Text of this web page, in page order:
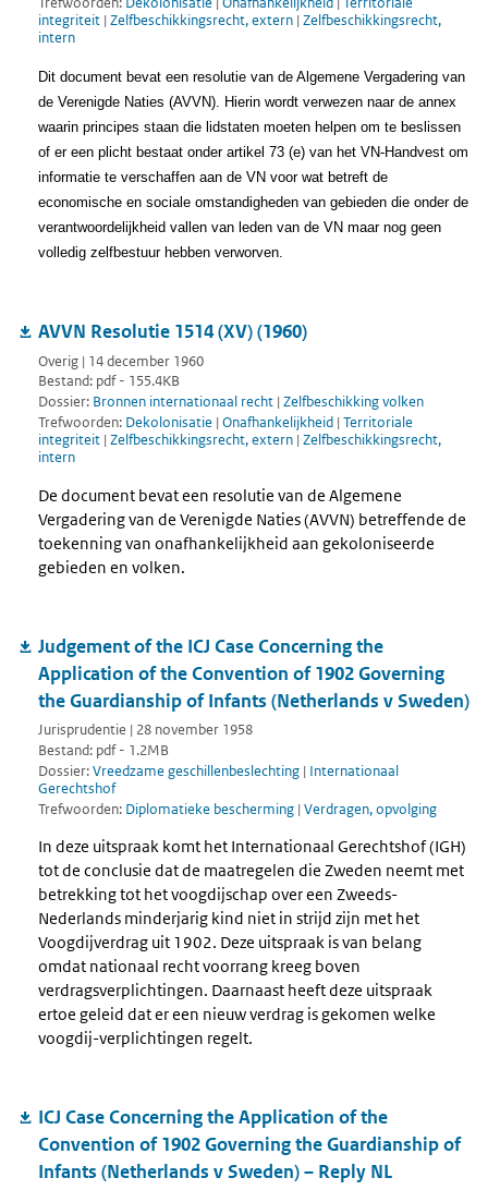
integriteit | Zelfbeschikkingsrecht, extern | Zelfbeschikkingsrecht,
intern
Dit document bevat een resolutie van de Algemene Vergadering van
de Verenigde Naties (AVVN). Hierin wordt verwezen naar de annex
waarin principes staan die lidstaten moeten helpen om te beslissen
of er een plicht bestaat onder artikel 73 (e) van het VN-Handvest om
informatie te verschaffen aan de VN voor wat betreft de
economische en sociale omstandigheden van gebieden die onder de
verantwoordelijkheid vallen van leden van de VN maar nog geen
volledig zelfbestuur hebben verworven.
AVVN Resolutie 1514 (XV) (1960)
Overig | 14 december 1960
Bestand: pdf - 155.4KB
Dossier: Bronnen internationaal recht | Zelfbeschikking volken
Trefwoorden: Dekolonisatie | Onafhankelijkheid | Territoriale
integriteit | Zelfbeschikkingsrecht, extern | Zelfbeschikkingsrecht,
intern
De document bevat een resolutie van de Algemene
Vergadering van de Verenigde Naties (AVVN) betreffende de
toekenning van onafhankelijkheid aan gekoloniseerde
gebieden en volken.
Judgement of the ICJ Case Concerning the
Application of the Convention of 1902 Governing
the Guardianship of Infants (Netherlands v Sweden)
Jurisprudentie | 28 november 1958
Bestand: pdf - 1.2MB
Dossier:Vreedzame geschillenbeslechting | Internationaal
Gerechtshof
Trefwoorden: Diplomatieke bescherming | Verdragen, opvolging
In deze uitspraak komt het Internationaal Gerechtshof (IGH)
tot de conclusie dat de maatregelen die Zweden neemt met
betrekking tot het voogdijschap over een Zweeds-
Nederlands minderjarig kind niet in strijd zijn met het
Voogdijverdrag uit 1902. Deze uitspraak is van belang
omdat nationaal recht voorrang kreeg boven
verdragsverplichtingen. Daarnaast heeft deze uitspraak
ertoe geleid dat er een nieuw verdrag is gekomen welke
voogdij-verplichtingen regelt.
ICJ Case Concerning the Application of the
Convention of 1902 Governing the Guardianship of
Infants (Netherlands v Sweden) – Reply NL